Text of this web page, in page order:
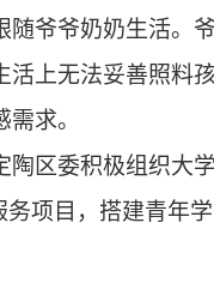
随爷爷奶奶生活。
活上无法妥善照料
求。
区委积极组织大学
务项目，搭建青年